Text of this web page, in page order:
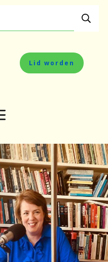
Lid worden